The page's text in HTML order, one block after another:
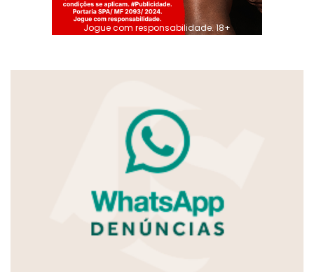
Jogue com responsabilidade. 18+